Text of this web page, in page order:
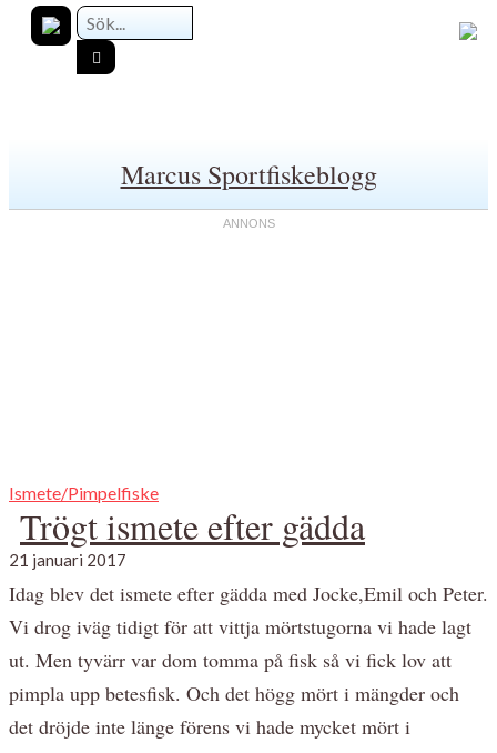
Marcus Sportfiskeblogg
Ismete/Pimpelfiske
Trögt ismete efter gädda
21 januari 2017
Idag blev det ismete efter gädda med Jocke,Emil och Peter.
Vi drog iväg tidigt för att vittja mörtstugorna vi hade lagt
ut. Men tyvärr var dom tomma på fisk så vi fick lov att
pimpla upp betesfisk. Och det högg mört i mängder och
det dröjde inte länge förens vi hade mycket mört i